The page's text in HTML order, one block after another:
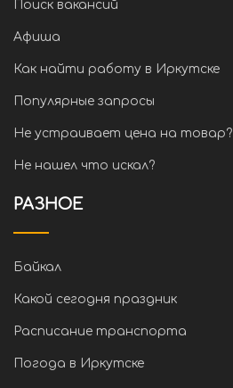
Поиск вакансий
Афиша
Как найти работу в Иркутске
Популярные запросы
Не устраивает цена на товар?
Не нашел что искал?
РАЗНОЕ
Байкал
Какой сегодня праздник
Расписание транспорта
Погода в Иркутске